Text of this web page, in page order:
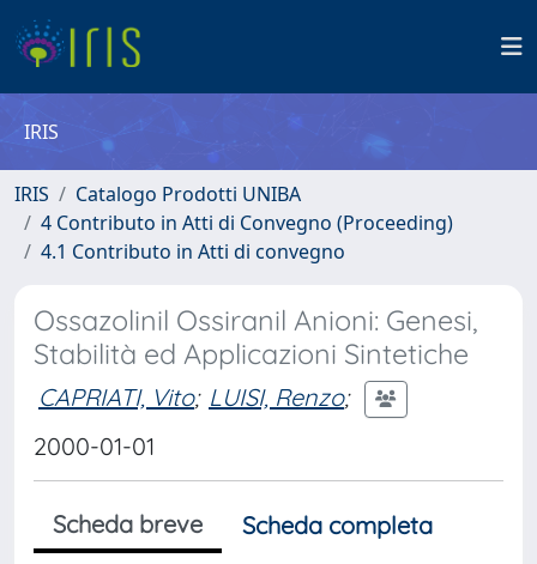
IRIS
IRIS
Catalogo Prodotti UNIBA
4 Contributo in Atti di Convegno (Proceeding)
4.1 Contributo in Atti di convegno
Ossazolinil Ossiranil Anioni: Genesi,
Stabilità ed Applicazioni Sintetiche
CAPRIATI, Vito; LUISI, Renzo;
2000-01-01
Scheda breve
Scheda completa